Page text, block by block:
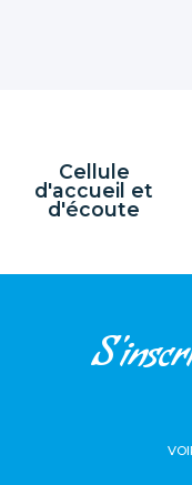
Cellule
d'accueil et
d'écoute